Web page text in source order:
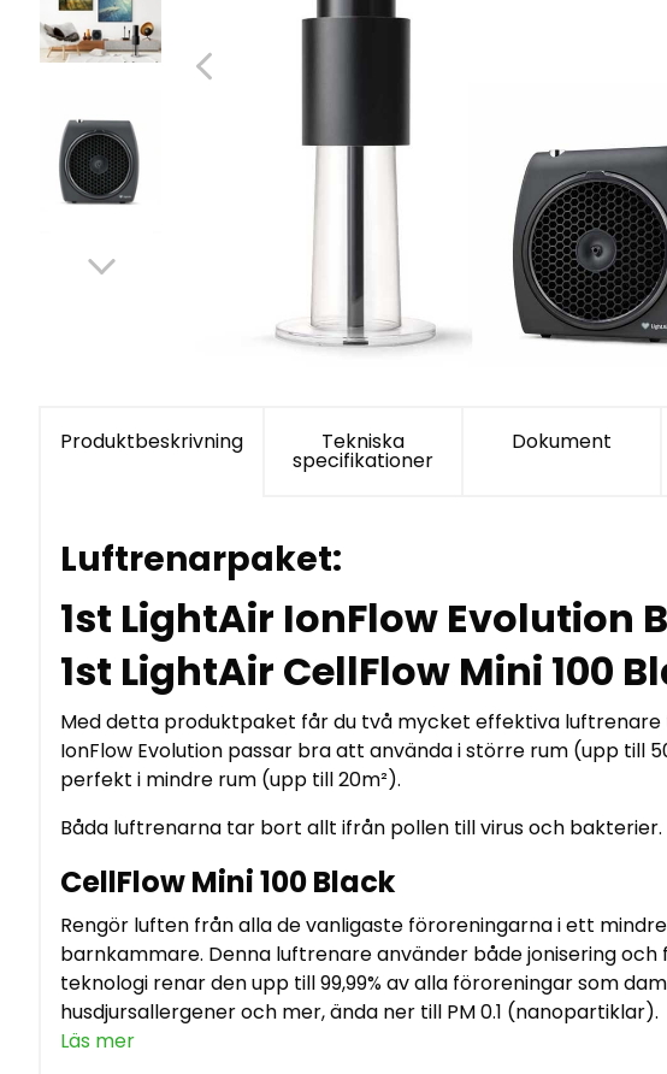
Produktbeskrivning Tekniska
specifikationer
Dokument
Luftrenarpaket:
1st LightAir IonFlow Evolution
1st LightAir CellFlow Mini 100
Med detta produktpaket får du två mycket effektiva
IonFlow Evolution passar bra att använda i större rum (upp till
perfekt i mindre rum (upp till 20m²).
Båda luftrenarna tar bort allt ifrån pollen till virus och bakterier.
CellFlow Mini 100 Black
Rengör luften från alla de vanligaste föroreningarna i ett
barnkammare. Denna luftrenare använder både jonisering
teknologi renar den upp till 99,99% av alla föroreningar som
husdjursallergener och mer, ända ner till PM 0.1 (nanopartiklar).
Läs mer